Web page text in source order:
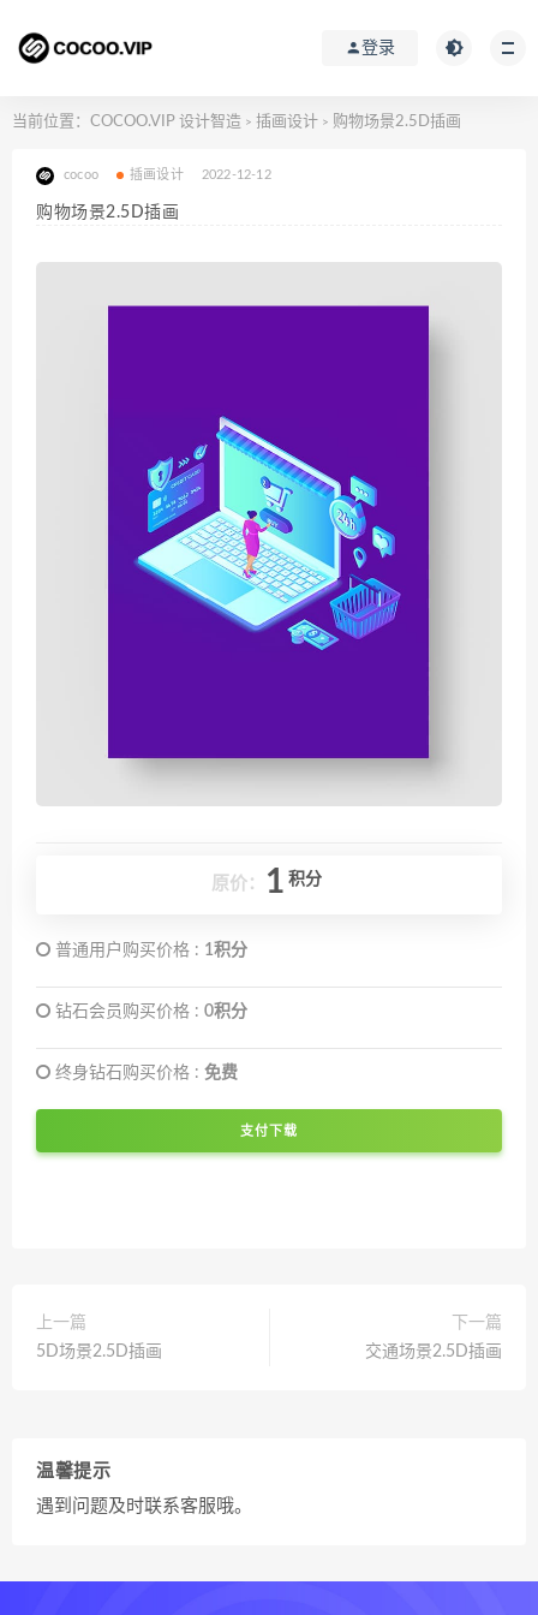
登录
当前位置： COCOO.VIP 设计智造 > 插画设计 > 购物场景2.5D插画
cocoo 插画设计 2022-12-12
购物场景2.5D插画
原价： 1 积分
普通用户购买价格 : 1积分
钻石会员购买价格 : 0积分
终身钻石购买价格 : 免费
支付下载
上一篇
5D场景2.5D插画
下一篇
交通场景2.5D插画
温馨提示
遇到问题及时联系客服哦。